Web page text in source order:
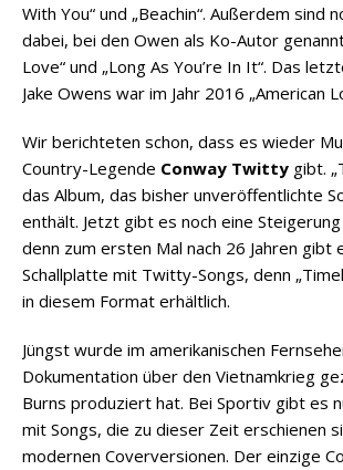
With You“ und „Beachin“. Außerdem sind
dabei, bei den Owen als Ko-Autor
Love“ und „Long As You’re In It“. Das
Jake Owens war im Jahr 2016 „American
Wir berichteten schon, dass es wieder
Country-Legende Conway Twitty gibt.
das Album, das bisher unveröffentlichte
enthält. Jetzt gibt es noch eine
denn zum ersten Mal nach 26 Jahren gibt
Schallplatte mit Twitty-Songs, denn
in diesem Format erhältlich.
Jüngst wurde im amerikanischen
Dokumentation über den Vietnamkrieg
Burns produziert hat. Bei Sportiv gibt es
mit Songs, die zu dieser Zeit erschienen
modernen Coverversionen. Der einzige